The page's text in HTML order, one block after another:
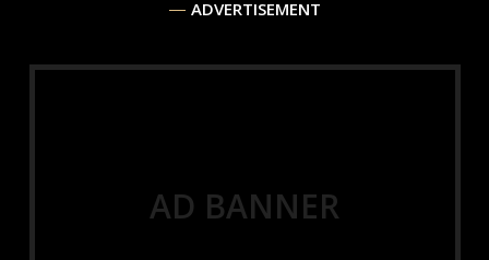
ADVERTISEMENT
AD BANNER